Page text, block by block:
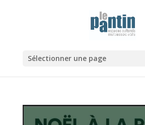
Sélectionner une page